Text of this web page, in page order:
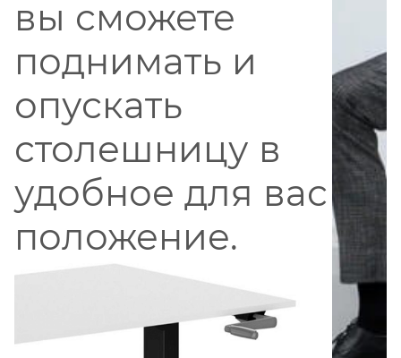
вы сможете
поднимать и
опускать
столешницу в
удобное для вас
положение.